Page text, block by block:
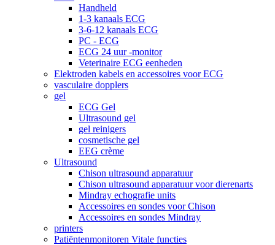
Handheld
1-3 kanaals ECG
3-6-12 kanaals ECG
PC - ECG
ECG 24 uur -monitor
Veterinaire ECG eenheden
Elektroden kabels en accessoires voor ECG
vasculaire dopplers
gel
ECG Gel
Ultrasound gel
gel reinigers
cosmetische gel
EEG crème
Ultrasound
Chison ultrasound apparatuur
Chison ultrasound apparatuur voor dierenarts
Mindray echografie units
Accessoires en sondes voor Chison
Accessoires en sondes Mindray
printers
Patiëntenmonitoren Vitale functies